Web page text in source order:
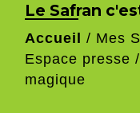
Le Safran
Accueil / Mes
Espace presse /
magique